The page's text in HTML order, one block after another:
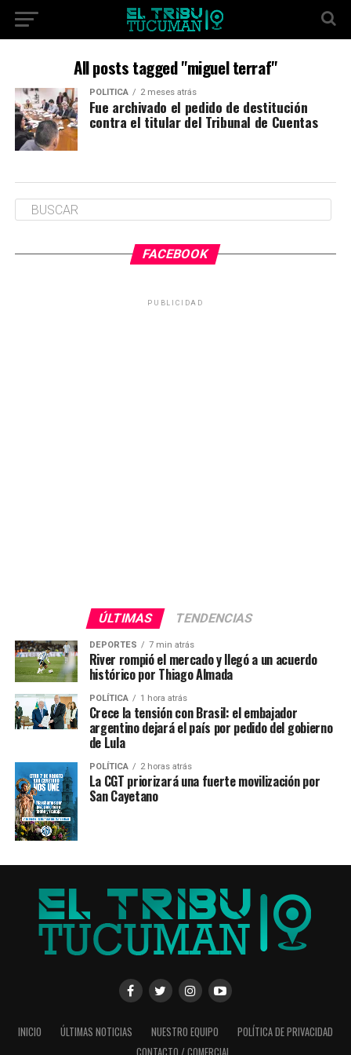
All posts tagged "miguel terraf"
POLÍTICA 2 meses atrás
Fue archivado el pedido de destitución
contra el titular del Tribunal de Cuentas
FACEBOOK
PUBLICIDAD
ÚLTIMAS TENDENCIAS
DEPORTES 7 min atrás
River rompió el mercado y llegó a un acuerdo
histórico por Thiago Almada
POLÍTICA 1 hora atrás
Crece la tensión con Brasil: el embajador
argentino dejará el país por pedido del gobierno
de Lula
POLÍTICA 2 horas atrás
La CGT priorizará una fuerte movilización por
San Cayetano
INICIO ÚLTIMAS NOTICIAS NUESTRO EQUIPO
POLÍTICA DE PRIVACIDAD